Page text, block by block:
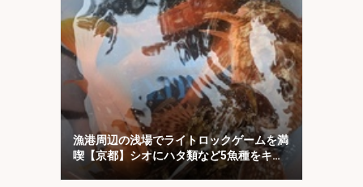
漁港周辺の浅場でライトロックゲームを満
喫【京都】シオにハタ類など5魚種をキャ
ッチ！